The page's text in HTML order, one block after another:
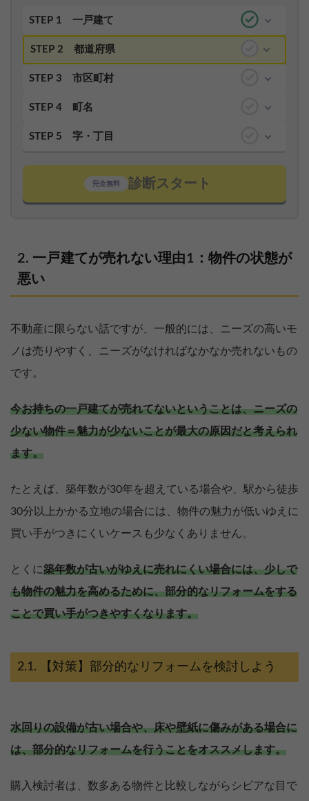
STEP 1 一戸建て
STEP 2 都道府県
STEP 3 市区町村
STEP 4 町名
STEP 5 字・丁目
完全無料 診断スタート
一戸建てが売れない理由1：物件の状態が
悪い
不動産に限らない話ですが、一般的には、ニーズの高いモ
ノは売りやすく、ニーズがなければなかなか売れないもの
です。
今お持ちの一戸建てが売れてないということは、ニーズの
少ない物件＝魅力が少ないことが最大の原因だと考えられ
ます。
たとえば、築年数が30年を超えている場合や、駅から徒歩
30分以上かかる立地の場合には、物件の魅力が低いゆえに
買い手がつきにくいケースも少なくありません。
とくに築年数が古いがゆえに売れにくい場合には、少しで
も物件の魅力を高めるために、部分的なリフォームをする
ことで買い手がつきやすくなります。
【対策】部分的なリフォームを検討しよう
水回りの設備が古い場合や、床や壁紙に傷みがある場合に
は、部分的なリフォームを行うことをオススメします。
購入検討者は、数多ある物件と比較しながらシビアな目で